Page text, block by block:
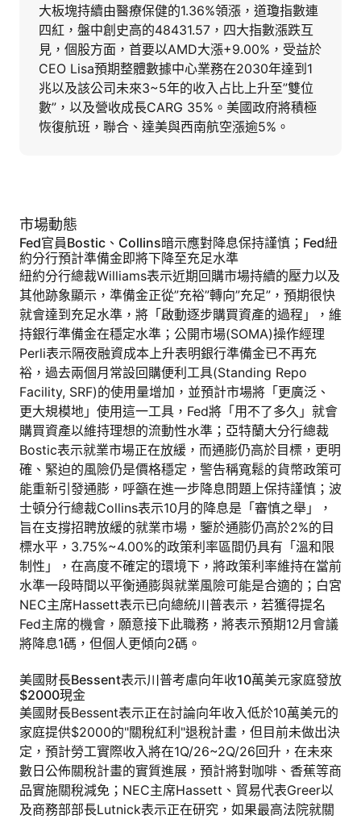
大板塊持續由醫療保健的1.36%領漲，道瓊指數連
四紅，盤中創史高的48431.57，四大指數漲跌互
見，個股方面，首要以AMD大漲+9.00%，受益於
CEO Lisa預期整體數據中心業務在2030年達到1
兆以及該公司未來3~5年的收入占比上升至”雙位
數”，以及營收成長CARG 35%。美國政府將積極
恢復航班，聯合、達美與西南航空漲逾5%。
市場動態
Fed官員Bostic、Collins暗示應對降息保持謹慎；Fed紐
約分行預計準備金即將下降至充足水準
紐約分行總裁Williams表示近期回購市場持續的壓力以及
其他跡象顯示，準備金正從”充裕”轉向”充足”，預期很快
就會達到充足水準，將「啟動逐步購買資產的過程」，維
持銀行準備金在穩定水準；公開市場(SOMA)操作經理
Perli表示隔夜融資成本上升表明銀行準備金已不再充
裕，過去兩個月常設回購便利工具(Standing Repo
Facility, SRF)的使用量增加，並預計市場將「更廣泛、
更大規模地」使用這一工具，Fed將「用不了多久」就會
購買資產以維持理想的流動性水準；亞特蘭大分行總裁
Bostic表示就業市場正在放緩，而通膨仍高於目標，更明
確、緊迫的風險仍是價格穩定，警告稱寬鬆的貨幣政策可
能重新引發通膨，呼籲在進一步降息問題上保持謹慎；波
士頓分行總裁Collins表示10月的降息是「審慎之舉」，
旨在支撐招聘放緩的就業市場，鑒於通膨仍高於2%的目
標水平，3.75%~4.00%的政策利率區間仍具有「溫和限
制性」，在高度不確定的環境下，將政策利率維持在當前
水準一段時間以平衡通膨與就業風險可能是合適的；白宮
NEC主席Hassett表示已向總統川普表示，若獲得提名
Fed主席的機會，願意接下此職務，將表示預期12月會議
將降息1碼，但個人更傾向2碼。
美國財長Bessent表示川普考慮向年收10萬美元家庭發放
$2000現金
美國財長Bessent表示正在討論向年收入低於10萬美元的
家庭提供$2000的"關稅紅利"退稅計畫，但目前未做出決
定，預計勞工實際收入將在1Q/26~2Q/26回升，在未來
數日公佈關稅計畫的實質進展，預計將對咖啡、香蕉等商
品實施關稅減免；NEC主席Hassett、貿易代表Greer以
及商務部部長Lutnick表示正在研究，如果最高法院就關